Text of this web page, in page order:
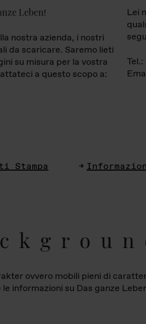
Leben!
nostra azienda, i nostri
da scaricare. Saremo lieti
su misura per la vostra
a questo scopo a:
Lei
Stampa
ovvero mobili pieni di
informazioni su Das ganze